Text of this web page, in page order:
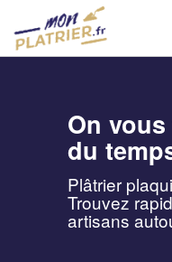
On
du
Plâtrier
Trouvez
artisans